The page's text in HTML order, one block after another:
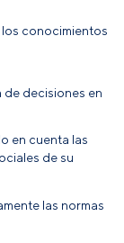
los conocimientos
de decisiones en
en cuenta las
de su
las normas